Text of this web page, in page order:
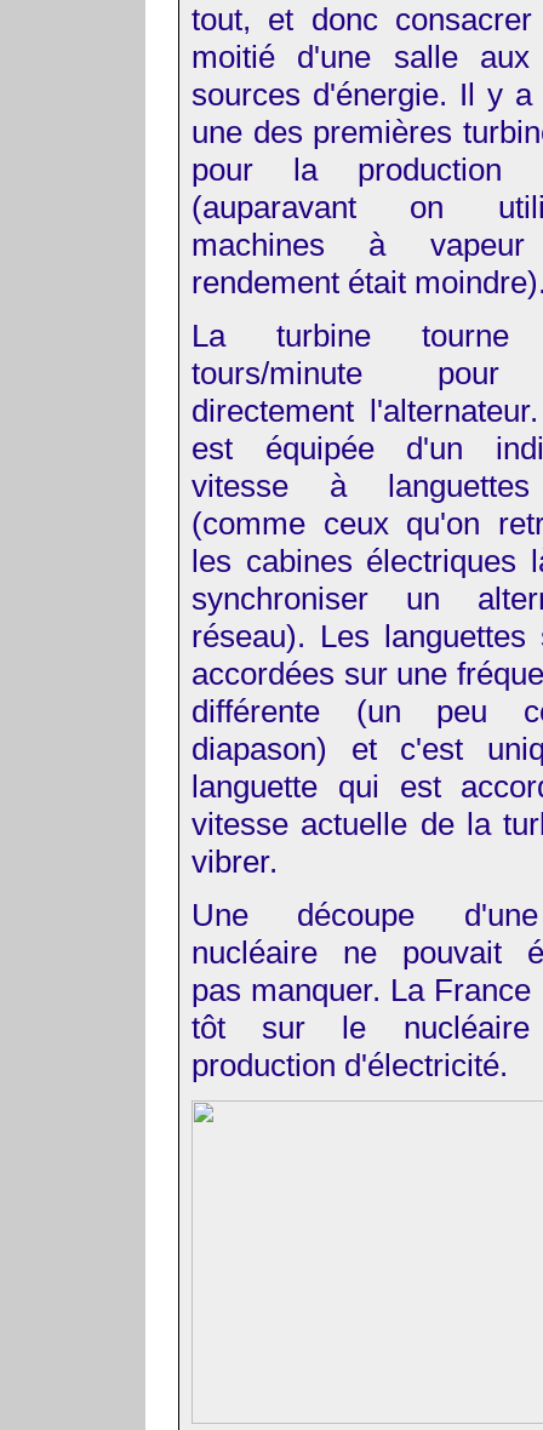
tout, et donc
moitié d'une salle aux
sources d'énergie. Il y a
une des premières
pour la production
(auparavant on
machines à
rendement était
La turbine
tours/minute pour
directement
est équipée d'un
vitesse à languettes
(comme ceux qu'on
les cabines électriques
synchroniser un
réseau). Les languettes
accordées sur une
différente (un peu
diapason) et c'est
languette qui est
vitesse actuelle de la
vibrer.
Une découpe
nucléaire ne pouvait
pas manquer. La
tôt sur le
production d'électricité.